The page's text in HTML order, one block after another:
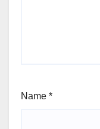
Name *